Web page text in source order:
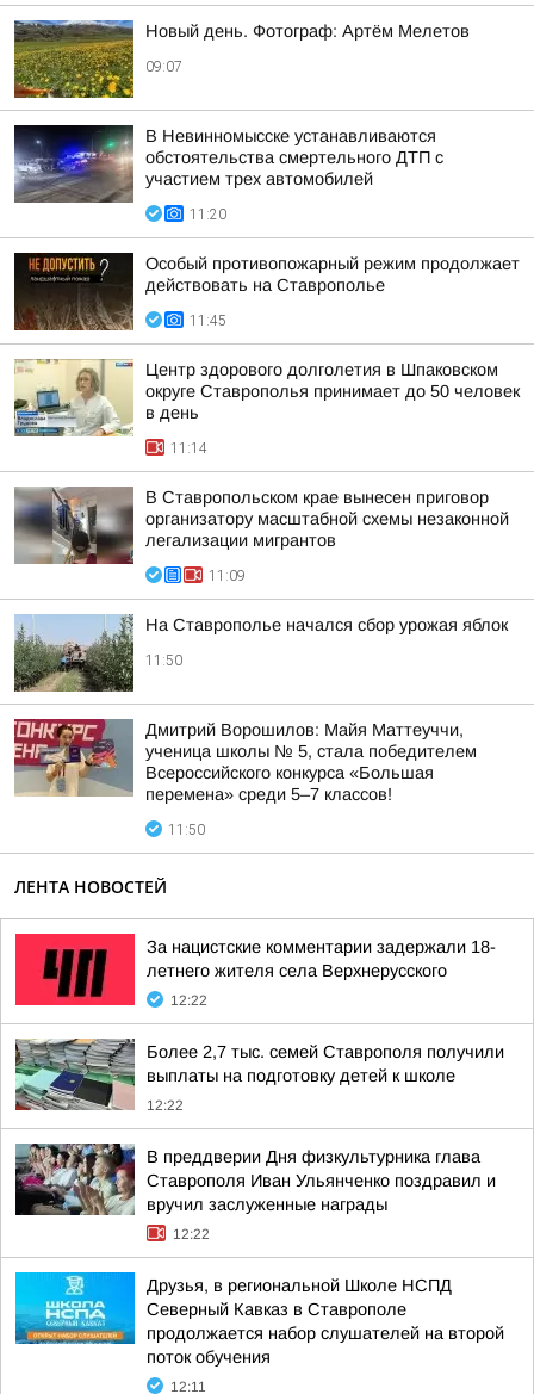
Новый день. Фотограф: Артём Мелетов
09:07
В Невинномысске устанавливаются
обстоятельства смертельного ДТП с
участием трех автомобилей
11:20
Особый противопожарный режим продолжает
действовать на Ставрополье
11:45
Центр здорового долголетия в Шпаковском
округе Ставрополья принимает до 50 человек
в день
11:14
В Ставропольском крае вынесен приговор
организатору масштабной схемы незаконной
легализации мигрантов
11:09
На Ставрополье начался сбор урожая яблок
11:50
Дмитрий Ворошилов: Майя Маттеуччи,
ученица школы № 5, стала победителем
Всероссийского конкурса «Большая
перемена» среди 5–7 классов!
11:50
ЛЕНТА НОВОСТЕЙ
За нацистские комментарии задержали 18-
летнего жителя села Верхнерусского
12:22
Более 2,7 тыс. семей Ставрополя получили
выплаты на подготовку детей к школе
12:22
В преддверии Дня физкультурника глава
Ставрополя Иван Ульянченко поздравил и
вручил заслуженные награды
12:22
Друзья, в региональной Школе НСПД
Северный Кавказ в Ставрополе
продолжается набор слушателей на второй
поток обучения
12:11